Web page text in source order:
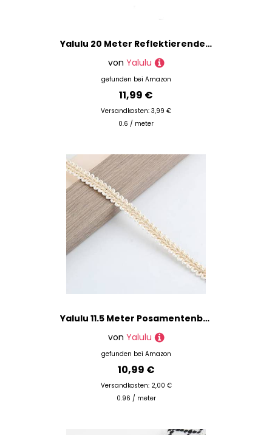
Yalulu 20 Meter Reflektierende Paspel-Streifen, Reflektierende Band zum Einfassung Paspelband für Kleidung, Taschen und Handtaschen (Orange)
von Yalulu
gefunden bei Amazon
11,99 €
Versandkosten: 3,99 €
0.6 / meter
Yalulu 11.5 Meter Posamentenborte Gimp Braid Trim Dekoborte Bordüre Borte Schmuckband Spitze Für Kostüme DIY Nähen Schmuck Herstellung Vorhang Dekoration (Beige)
von Yalulu
gefunden bei Amazon
10,99 €
Versandkosten: 2,00 €
0.96 / meter